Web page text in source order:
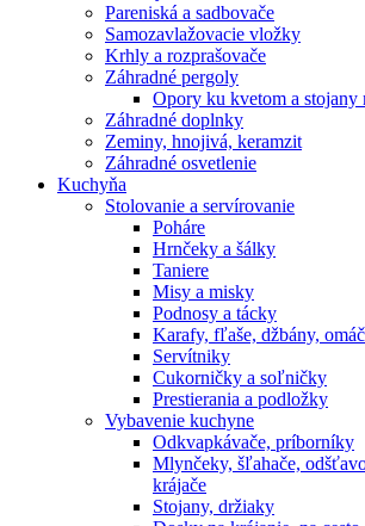
Pareniská a sadbovače
Samozavlažovacie vložky
Krhly a rozprašovače
Záhradné pergoly
Opory ku kvetom a stojany
Záhradné doplnky
Zeminy, hnojivá, keramzit
Záhradné osvetlenie
Kuchyňa
Stolovanie a servírovanie
Poháre
Hrnčeky a šálky
Taniere
Misy a misky
Podnosy a tácky
Karafy, fľaše, džbány,
Servítniky
Cukorničky a soľničky
Prestierania a podložky
Vybavenie kuchyne
Odkvapkávače, príborníky
Mlynčeky, šľahače,
krájače
Stojany, držiaky